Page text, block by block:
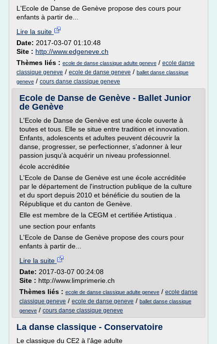
L'Ecole de Danse de Genève propose des cours pour
enfants à partir de...
Lire la suite
Date: 2017-03-07 01:10:48
Site : http://www.edgeneve.ch
Thèmes liés : ecole de danse classique adulte geneve / ecole danse
classique geneve / ecole de danse geneve / ballet danse classique
geneve / cours danse classique geneve
Ecole de Danse de Genève - Ballet Junior
de Genève
L'Ecole de Danse de Genève est une école ouverte à
toutes et tous. Elle se situe entre tradition et innovation.
Enfants, adolescents et adultes peuvent découvrir la
danse, progresser, se perfectionner, s'adonner à leur
passion jusqu'à acquérir un niveau professionnel.
école accréditée
L'Ecole de Danse de Genève est une école accréditée
par le département de l'instruction publique de la culture
et du sport depuis 2010 et bénéficie du soutien de la
République et du canton de Genève.
Elle est membre de la CEGM et certifiée Artistiqua .
une section pour enfants
L'Ecole de Danse de Genève propose des cours pour
enfants à partir de...
Lire la suite
Date: 2017-03-07 00:24:08
Site : http://www.limprimerie.ch
Thèmes liés : ecole de danse classique adulte geneve / ecole danse
classique geneve / ecole de danse geneve / ballet danse classique
geneve / cours danse classique geneve
La danse classique - Conservatoire
Le classique du CE2 à l'âge adulte